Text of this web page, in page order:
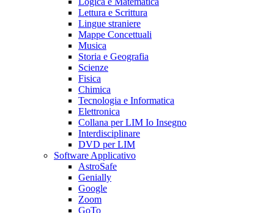
Lettura e Scrittura
Lingue straniere
Mappe Concettuali
Musica
Storia e Geografia
Scienze
Fisica
Chimica
Tecnologia e Informatica
Elettronica
Collana per LIM Io Insegno
Interdisciplinare
DVD per LIM
Software Applicativo
AstroSafe
Genially
Google
Zoom
GoTo